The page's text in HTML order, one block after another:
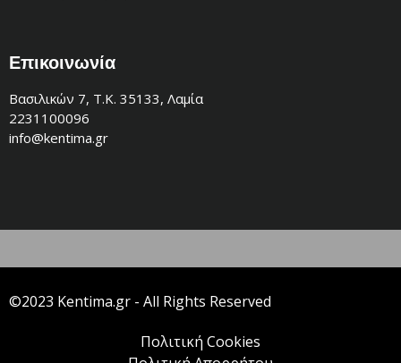
Επικοινωνία
Βασιλικών 7, Τ.Κ. 35133, Λαμία
2231100096
info@kentima.gr
©2023 Kentima.gr - All Rights Reserved
Πολιτική Cookies